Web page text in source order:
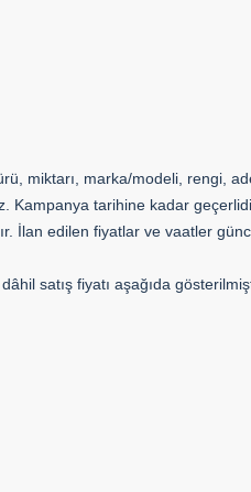
miktarı, marka/modeli, rengi,
Kampanya tarihine kadar
İlan edilen fiyatlar ve vaatler
satış fiyatı aşağıda